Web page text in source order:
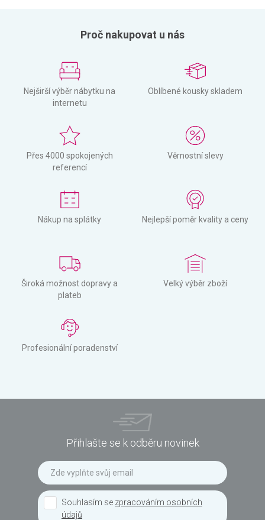
Proč nakupovat u nás
Nejširší výběr nábytku na
internetu
Oblíbené kousky skladem
Přes 4000 spokojených
referencí
Věrnostní slevy
Nákup na splátky Nejlepší poměr kvality a ceny
Široká možnost dopravy a
plateb
Velký výběr zboží
Profesionální poradenství
Přihlašte se k odběru novinek
Souhlasím se zpracováním osobních
údajů